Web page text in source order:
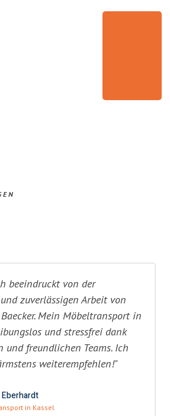
beeindruckt von der
zuverlässigen Arbeit von
Mein Möbeltransport in
und stressfrei dank
und freundlichen Teams. Ich
weiterempfehlen!"
in Kassel